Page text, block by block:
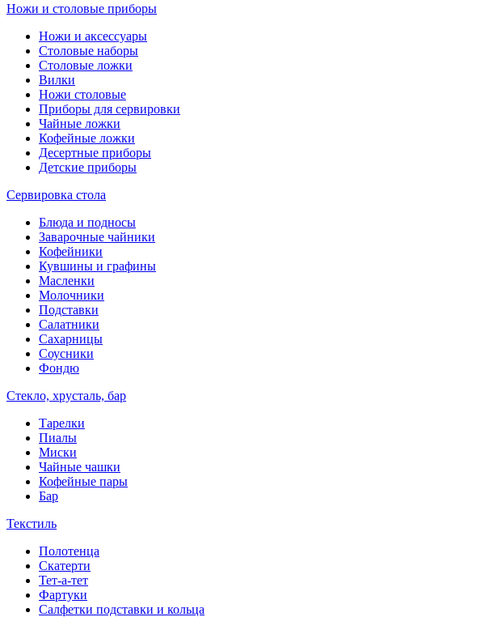
Ножи и столовые приборы
Ножи и аксессуары
Столовые наборы
Столовые ложки
Вилки
Ножи столовые
Приборы для сервировки
Чайные ложки
Кофейные ложки
Десертные приборы
Детские приборы
Сервировка стола
Блюда и подносы
Заварочные чайники
Кофейники
Кувшины и графины
Масленки
Молочники
Подставки
Салатники
Сахарницы
Соусники
Фондю
Стекло, хрусталь, бар
Тарелки
Пиалы
Миски
Чайные чашки
Кофейные пары
Бар
Текстиль
Полотенца
Скатерти
Тет-а-тет
Фартуки
Салфетки подставки и кольца